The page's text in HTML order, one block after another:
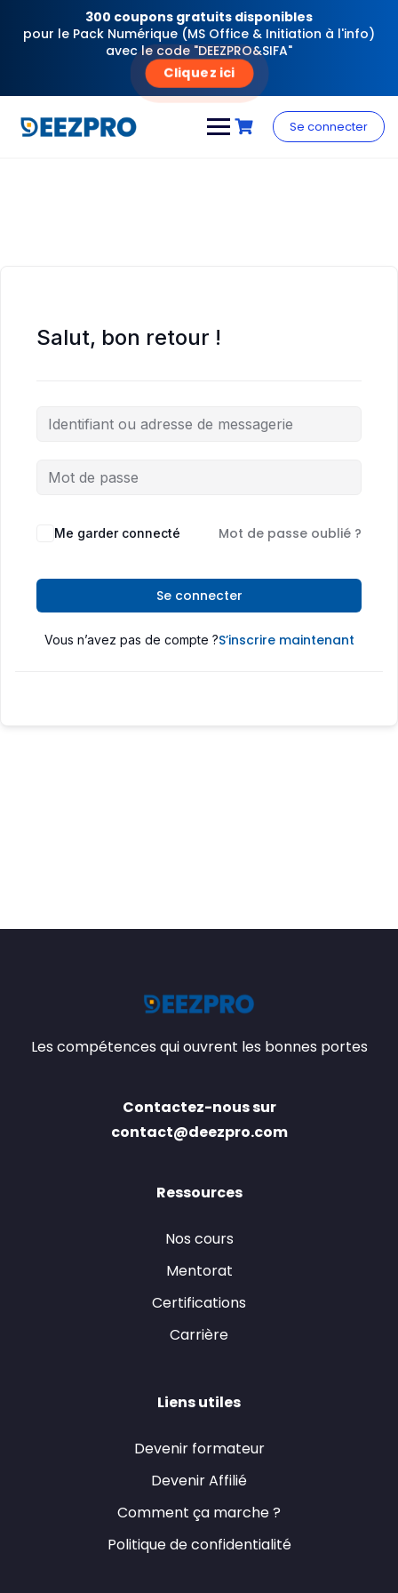
300 coupons gratuits disponibles
pour le Pack Numérique (MS Office & Initiation à l'info)
avec le code "DEEZPRO&SIFA"
Cliquez ici
content
Se connecter
Salut, bon retour !
Me garder connecté Mot de passe oublié ?
Se connecter
Vous n’avez pas de compte ?S’inscrire maintenant
Les compétences qui ouvrent les bonnes portes
Contactez-nous sur
contact@deezpro.com
Ressources
Nos cours
Mentorat
Certifications
Carrière
Liens utiles
Devenir formateur
Devenir Affilié
Comment ça marche ?
Politique de confidentialité